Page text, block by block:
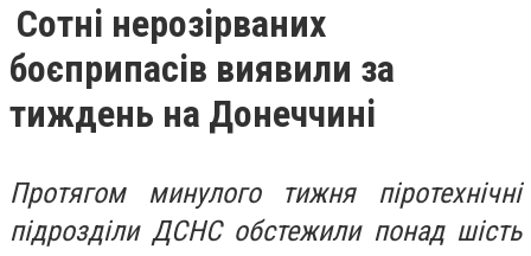
Сотні нерозірваних
боєприпасів виявили за
тиждень на Донеччині
Протягом минулого тижня піротехнічні
підрозділи ДСНС обстежили понад шість